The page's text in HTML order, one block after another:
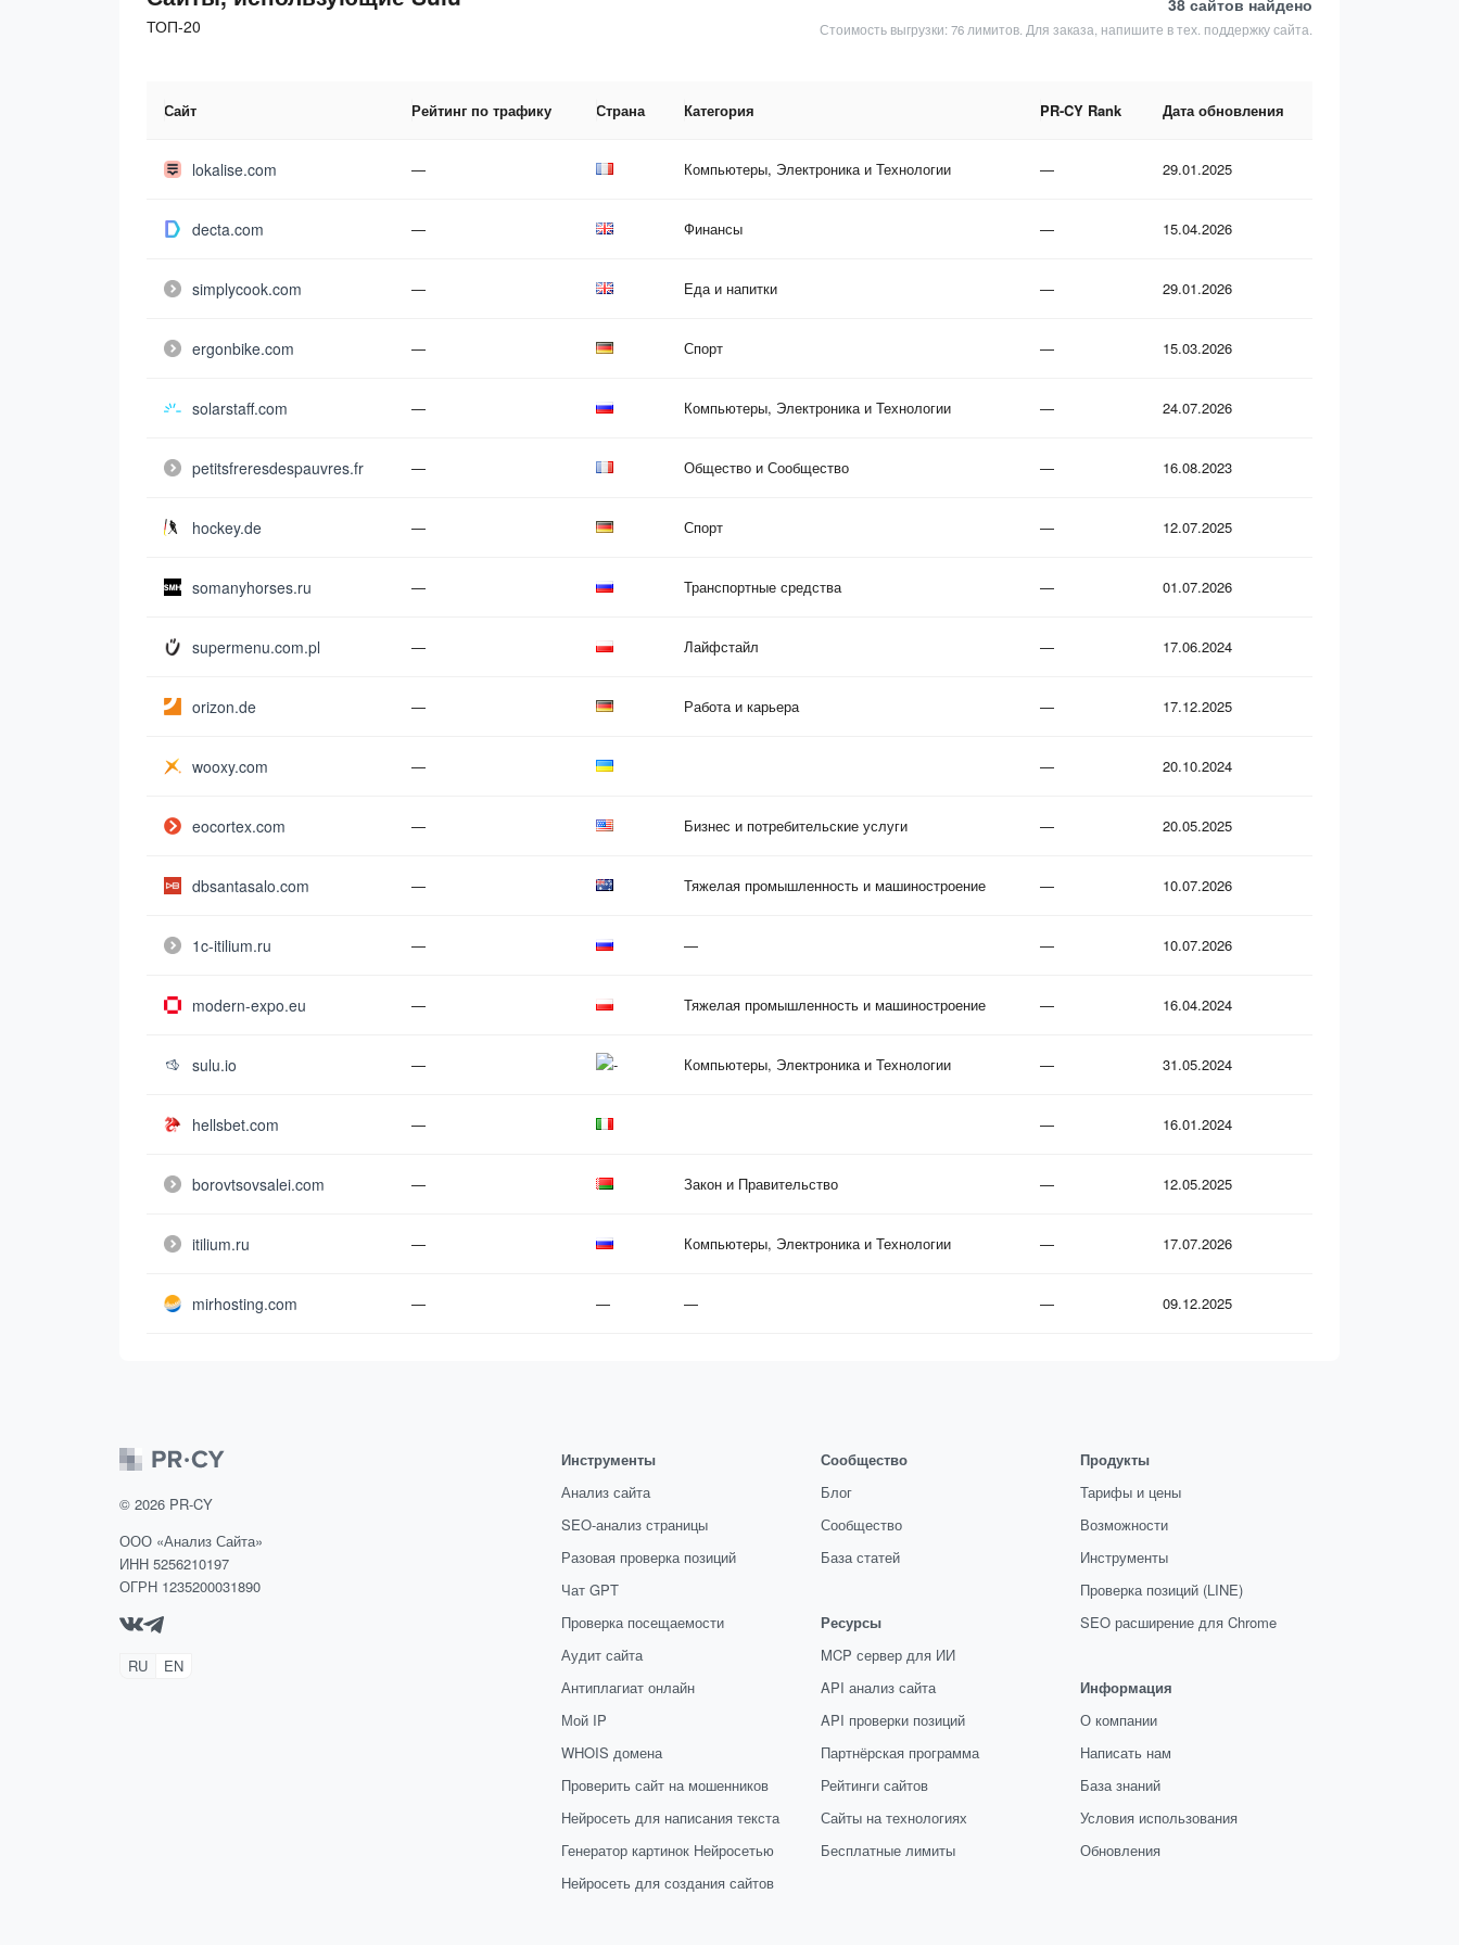
ТОП-20
38 сайтов найдено
Стоимость выгрузки: 76 лимитов. Для заказа, напишите в тех. поддержку сайта.
Сайт Рейтинг по трафику Страна Категория PR-CY Rank Дата обновления
lokalise.com — Компьютеры, Электроника и Технологии — 29.01.2025
decta.com — Финансы — 15.04.2026
simplycook.com — Еда и напитки — 29.01.2026
ergonbike.com — Спорт — 15.03.2026
solarstaff.com — Компьютеры, Электроника и Технологии — 24.07.2026
petitsfreresdespauvres.fr — Общество и Сообщество — 16.08.2023
hockey.de — Спорт — 12.07.2025
somanyhorses.ru — Транспортные средства — 01.07.2026
supermenu.com.pl — Лайфстайл — 17.06.2024
orizon.de — Работа и карьера — 17.12.2025
wooxy.com — — 20.10.2024
eocortex.com — Бизнес и потребительские услуги — 20.05.2025
dbsantasalo.com — Тяжелая промышленность и машиностроение — 10.07.2026
1c-itilium.ru — — — 10.07.2026
modern-expo.eu — Тяжелая промышленность и машиностроение — 16.04.2024
sulu.io — Компьютеры, Электроника и Технологии — 31.05.2024
hellsbet.com — — 16.01.2024
borovtsovsalei.com — Закон и Правительство — 12.05.2025
itilium.ru — Компьютеры, Электроника и Технологии — 17.07.2026
mirhosting.com — — — — 09.12.2025
© 2026 PR-CY
ООО «Анализ Сайта»
ИНН 5256210197
ОГРН 1235200031890
RU EN
Инструменты
Анализ сайта
SEO-анализ страницы
Разовая проверка позиций
Чат GPT
Проверка посещаемости
Аудит сайта
Антиплагиат онлайн
Мой IP
WHOIS домена
Проверить сайт на мошенников
Нейросеть для написания текста
Генератор картинок Нейросетью
Нейросеть для создания сайтов
Сообщество
Блог
Сообщество
База статей
Ресурсы
MCP сервер для ИИ
API анализ сайта
API проверки позиций
Партнёрская программа
Рейтинги сайтов
Сайты на технологиях
Бесплатные лимиты
Продукты
Тарифы и цены
Возможности
Инструменты
Проверка позиций (LINE)
SEO расширение для Chrome
Информация
О компании
Написать нам
База знаний
Условия использования
Обновления